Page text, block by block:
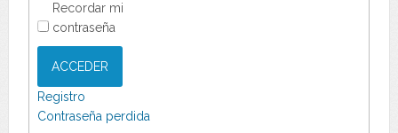
Recordar mi
contraseña
ACCEDER
Registro
Contraseña perdida